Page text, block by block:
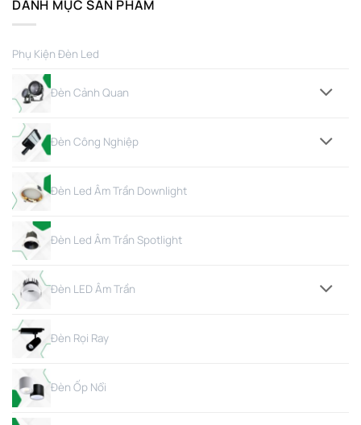
DANH MỤC SẢN PHẨM
Phụ Kiện Đèn Led
Đèn Cảnh Quan
Đèn Công Nghiệp
Đèn Led Âm Trần Downlight
Đèn Led Âm Trần Spotlight
Đèn LED Âm Trần
Đèn Rọi Ray
Đèn Ốp Nổi